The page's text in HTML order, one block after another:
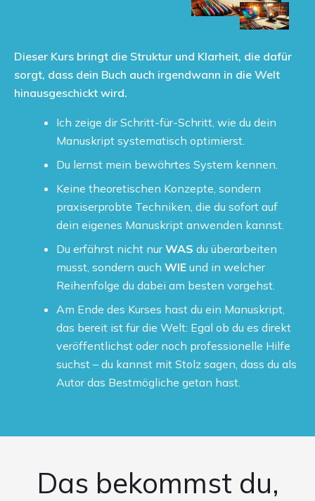
Dieser Kurs bringt die Struktur und Klarheit, die dafür
sorgt, dass dein Buch auch irgendwann in die Welt
hinausgeschickt wird.
Ich zeige dir Schritt-für-Schritt, wie du dein
Manuskript systematisch optimierst.
Du lernst mein bewährtes System kennen.
Keine theoretischen Konzepte, sondern
praxiserprobte Techniken, die du sofort auf
dein eigenes Manuskript anwenden kannst.
Du erfährst nicht nurWAS du überarbeiten
musst, sondern auch WIE und in welcher
Reihenfolge du dabei am besten vorgehst.
Am Ende des Kurses hast du ein Manuskript,
das bereit ist für die Welt: Egal ob du es direkt
veröffentlichst oder noch professionelle Hilfe
suchst – du kannst mit Stolz sagen, dass du als
Autor das Bestmögliche getan hast.
Das bekommst du,